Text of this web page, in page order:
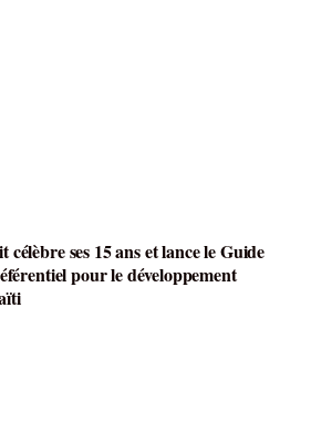
ses 15 ans et lance le Guide
pour le développement